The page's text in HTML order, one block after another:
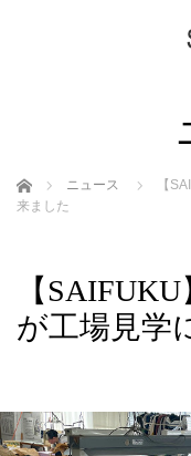
ホーム ニュース
【
来ました
【
が工場見学